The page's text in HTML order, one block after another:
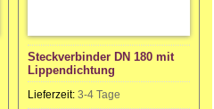
Steckverbinder DN 180 mit
Lippendichtung
Lieferzeit:3-4 Tage